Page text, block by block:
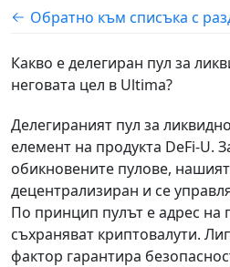
Обратно към списъка с
Какво е делегиран пул за
неговата цел в Ultima?
Делегираният пул за
елемент на продукта DeFi-U.
обикновените пулове,
децентрализиран и се
По принцип пулът е адрес на
съхраняват криптовалути.
фактор гарантира